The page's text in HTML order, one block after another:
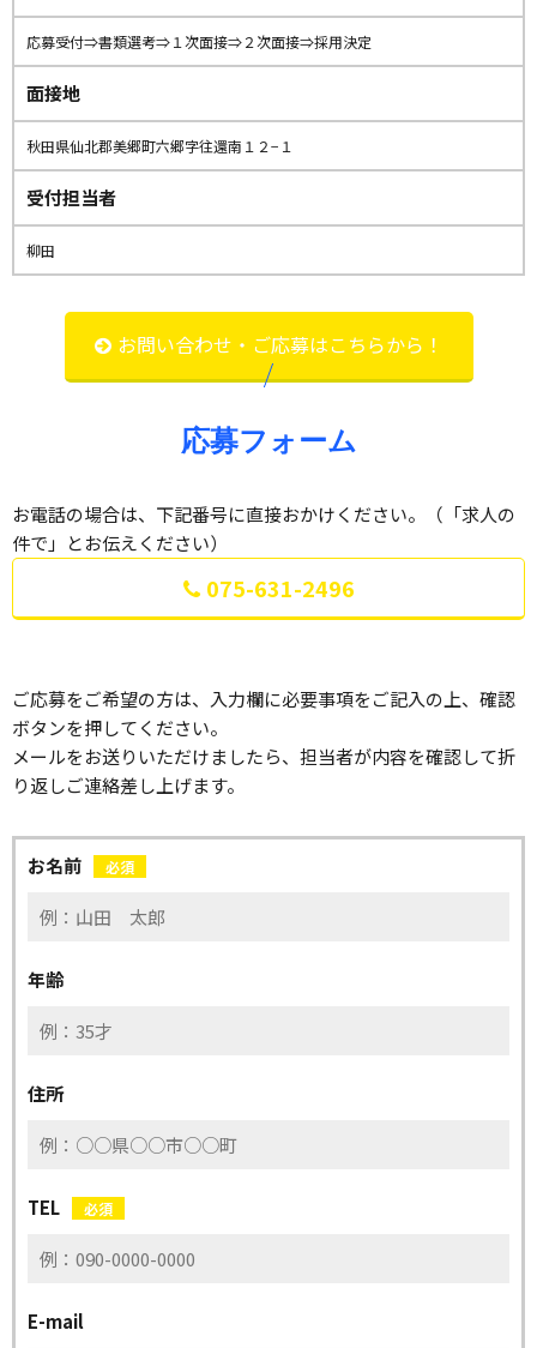
応募受付⇒書類選考⇒１次面接⇒２次面接⇒採用決定
面接地
秋田県仙北郡美郷町六郷字往還南１２−１
受付担当者
柳田
お問い合わせ・ご応募はこちらから！
応募フォーム
お電話の場合は、下記番号に直接おかけください。（「求人の
件で」とお伝えください）
075-631-2496
ご応募をご希望の方は、入力欄に必要事項をご記入の上、確認
ボタンを押してください。
メールをお送りいただけましたら、担当者が内容を確認して折
り返しご連絡差し上げます。
お名前 必須
年齢
住所
TEL 必須
E-mail